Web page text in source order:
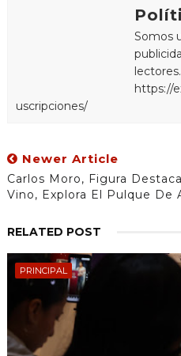
Somos
https://
uscripciones/
Newer Article
Carlos Moro, Figura
Vino, Explora El Pulque De
RELATED POST
PRINCIPAL